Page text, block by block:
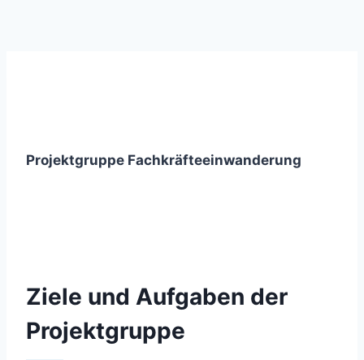
Projektgruppe Fachkräfteeinwanderung
Ziele und Aufgaben der
Projektgruppe